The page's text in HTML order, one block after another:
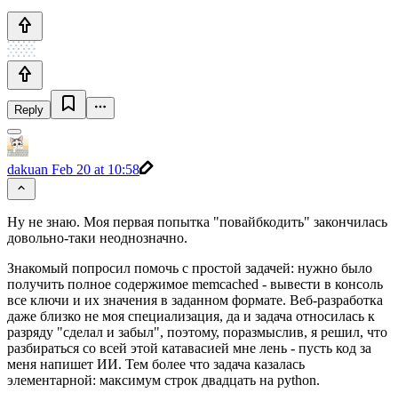
Reply
dakuan Feb 20 at 10:58
Ну не знаю. Моя первая попытка "повайбкодить" закончилась
довольно-таки неоднозначно.
Знакомый попросил помочь с простой задачей: нужно было
получить полное содержимое memcached - вывести в консоль
все ключи и их значения в заданном формате. Веб-разработка
даже близко не моя специализация, да и задача относилась к
разряду "сделал и забыл", поэтому, поразмыслив, я решил, что
разбираться со всей этой катавасией мне лень - пусть код за
меня напишет ИИ. Тем более что задача казалась
элементарной: максимум строк двадцать на python.